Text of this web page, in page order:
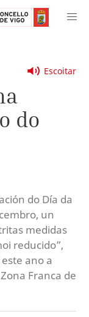
Escoitar
do
do Día da
un
medidas
reducido”,
ano a
Franca de